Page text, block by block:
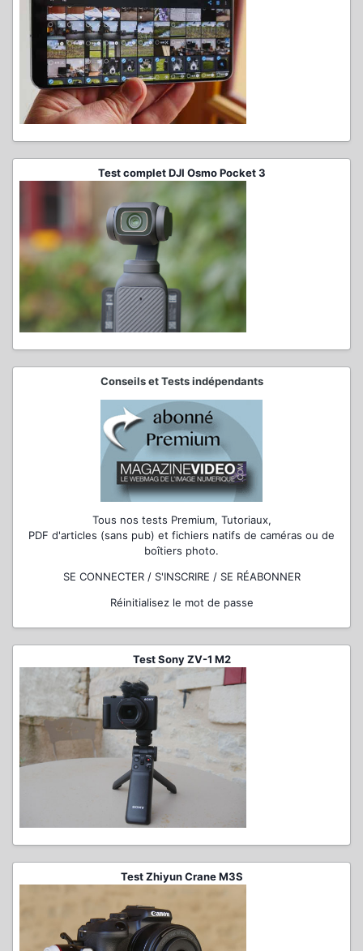
Test complet DJI Osmo Pocket 3
Conseils et Tests indépendants
Tous nos tests Premium, Tutoriaux,
PDF d'articles (sans pub) et fichiers natifs de caméras ou de
boîtiers photo.
SE CONNECTER / S'INSCRIRE / SE RÉABONNER
Réinitialisez le mot de passe
Test Sony ZV-1 M2
Test Zhiyun Crane M3S